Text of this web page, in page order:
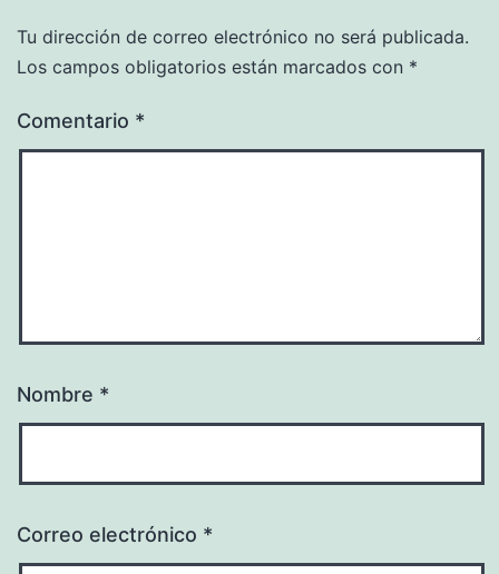
Tu dirección de correo electrónico no será publicada.
Los campos obligatorios están marcados con *
Comentario *
Nombre *
Correo electrónico *